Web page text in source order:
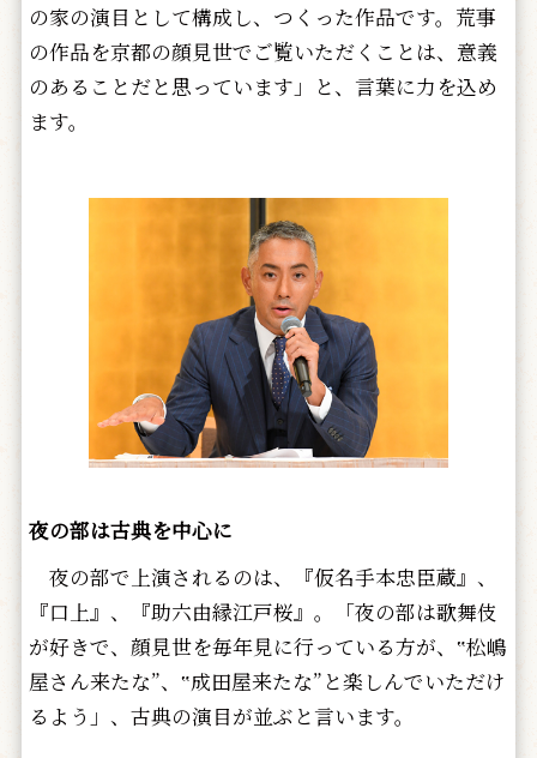
の家の演目として構成し、つくった作品です。荒事
の作品を京都の顔見世でご覧いただくことは、意義
のあることだと思っています」と、言葉に力を込め
ます。
夜の部は古典を中心に
夜の部で上演されるのは、『仮名手本忠臣蔵』、
『口上』、『助六由縁江戸桜』。「夜の部は歌舞伎
が好きで、顔見世を毎年見に行っている方が、‟松嶋
屋さん来たな”、‟成田屋来たな”と楽しんでいただけ
るよう」、古典の演目が並ぶと言います。